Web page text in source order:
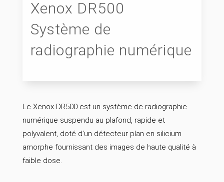
Xenox DR500
Système de
radiographie numérique
Le Xenox DR500 est un système de radiographie
numérique suspendu au plafond, rapide et
polyvalent, doté d’un détecteur plan en silicium
amorphe fournissant des images de haute qualité à
faible dose.